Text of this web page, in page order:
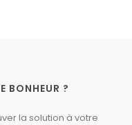
BONHEUR ?
la solution à votre